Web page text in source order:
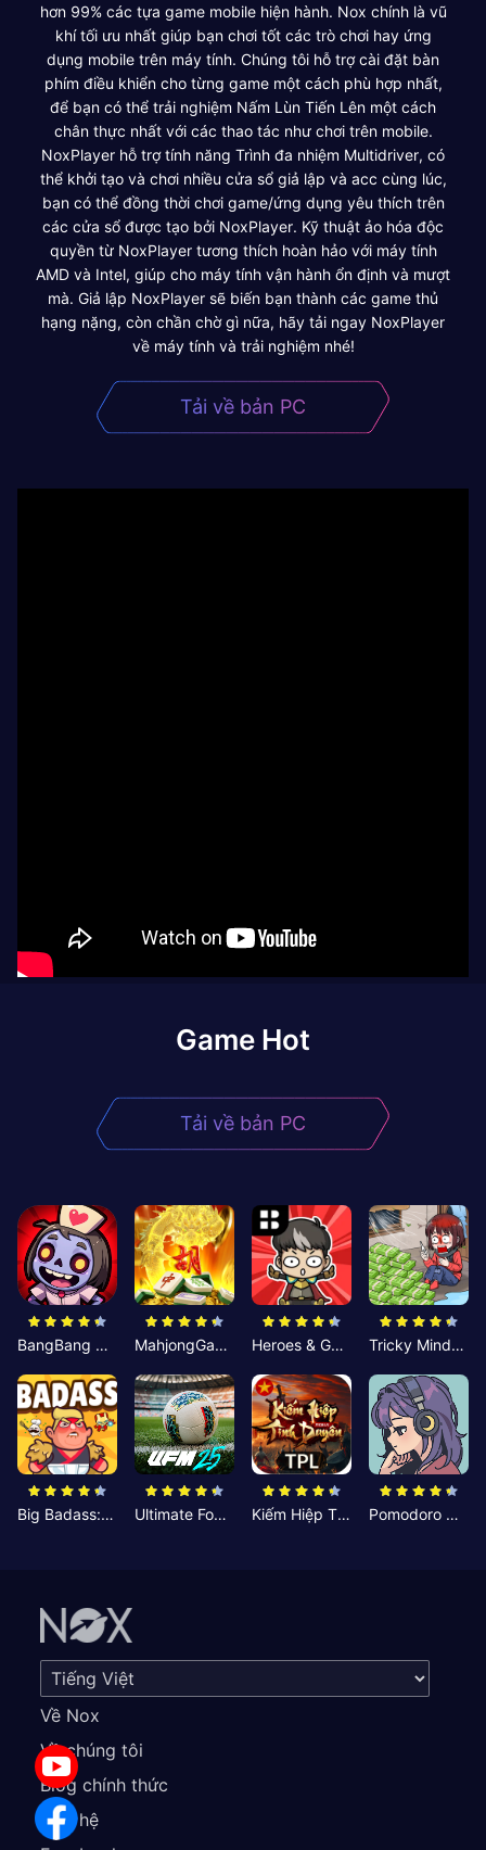
hơn 99% các tựa game mobile hiện hành. Nox chính là vũ
khí tối ưu nhất giúp bạn chơi tốt các trò chơi hay ứng
dụng mobile trên máy tính. Chúng tôi hỗ trợ cài đặt bàn
phím điều khiển cho từng game một cách phù hợp nhất,
để bạn có thể trải nghiệm Nấm Lùn Tiến Lên một cách
chân thực nhất với các thao tác như chơi trên mobile.
NoxPlayer hỗ trợ tính năng Trình đa nhiệm Multidriver, có
thể khởi tạo và chơi nhiều cửa sổ giả lập và acc cùng lúc,
bạn có thể đồng thời chơi game/ứng dụng yêu thích trên
các cửa sổ được tạo bởi NoxPlayer. Kỹ thuật ảo hóa độc
quyền từ NoxPlayer tương thích hoàn hảo với máy tính
AMD và Intel, giúp cho máy tính vận hành ổn định và mượt
mà. Giả lập NoxPlayer sẽ biến bạn thành các game thủ
hạng nặng, còn chần chờ gì nữa, hãy tải ngay NoxPlayer
về máy tính và trải nghiệm nhé!
Tải về bản PC
Game Hot
Tải về bản PC
BangBang Zombies:Chiến Shelter MahjongGame Heroes & Gear? Yoink! Tricky Minds: Brainy Puzzle
Big Badass: Game AFK Idle RPG Ultimate Football Manager Kiếm Hiệp Tình Duyên Pomodoro Nhỏ: Giờ Tập Trung
Về Nox
Về chúng tôi
Blog chính thức
Liên hệ